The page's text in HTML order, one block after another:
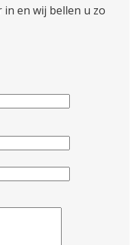
en wij bellen u zo